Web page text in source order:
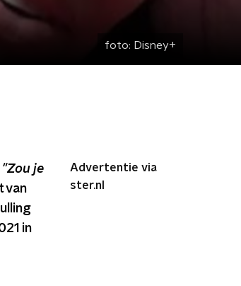
foto: Disney+
"Zou je
van
in
Advertentie via
ster.nl